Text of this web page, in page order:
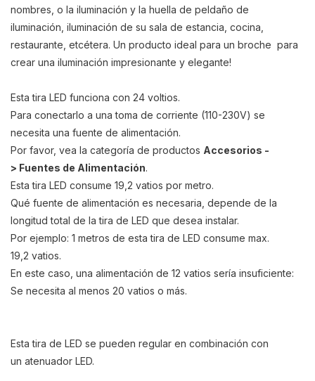
nombres, o la iluminación y la huella de peldaño de
iluminación, iluminación de su sala de estancia, cocina,
restaurante, etcétera. Un producto ideal para un broche para
crear una iluminación impresionante y elegante!
Esta tira LED funciona con 24 voltios.
Para conectarlo a una toma de corriente (110-230V) se
necesita una fuente de alimentación.
Por favor, vea la categoría de productos Accesorios -
> Fuentes de Alimentación.
Esta tira LED consume 19,2 vatios por metro.
Qué fuente de alimentación es necesaria , depende de la
longitud total de la tira de LED que desea instalar.
Por ejemplo: 1 metros de esta tira de LED consume max.
19,2 vatios.
En este caso, una alimentación de 12 vatios sería insuficiente:
Se necesita al menos 20 vatios o más.
Esta tira de LED se pueden regular en combinación con
un atenuador LED.